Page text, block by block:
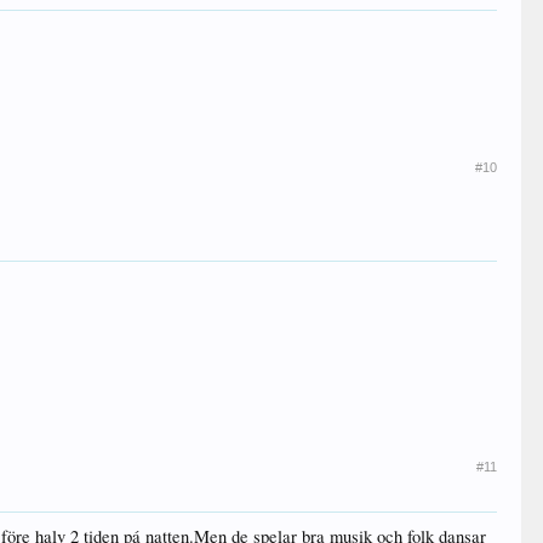
#10
#11
halv 2 tiden pá natten.Men de spelar bra musik och folk dansar